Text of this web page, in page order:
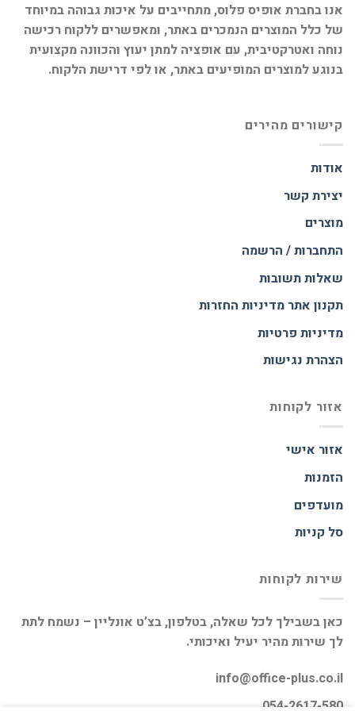
אנו בחברת אופיס פלוס, מתחייבים על איכות גבוהה במיוחד
של כלל המוצרים הנמכרים באתר, ומאפשרים ללקוח רכישה
נוחה ואטרקטיבית, עם אופציה למתן יעוץ והכוונה מקצועית
בנוגע למוצרים המופיעים באתר, או לפי דרישת הלקוח.
קישורים מהירים
אודות
יצירת קשר
מוצרים
התחברות / הרשמה
שאלות תשובות
תקנון אתר מדיניות החזרות
מדיניות פרטיות
הצהרת נגישות
אזור לקוחות
אזור אישי
הזמנות
מועדפים
סל קניות
שירות לקוחות
כאן בשבילך לכל שאלה, בטלפון, בצ’ט אונליין – נשמח לתת
לך שירות מהיר יעיל ואיכותי.
info@office-plus.co.il
054-2617-580